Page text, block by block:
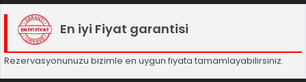
En iyi Fiyat garantisi
Rezervasyonunuzu bizimle en uygun fiyata tamamlayabilirsiniz.